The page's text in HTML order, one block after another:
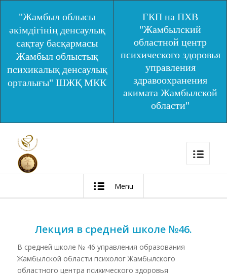
"Жамбыл облысы
әкімдігінің денсаулық
сақтау басқармасы
Жамбыл облыстық
психикалық денсаулық
орталығы" ШЖҚ МКК
ГКП на ПХВ
"Жамбылский
областной центр
психического здоровья
управления
здравоохранения
акимата Жамбылской
области"
Menu
Лекция в средней школе №46.
В средней школе № 46 управления образования
Жамбылской области психолог Жамбылского
областного центра психического здоровья